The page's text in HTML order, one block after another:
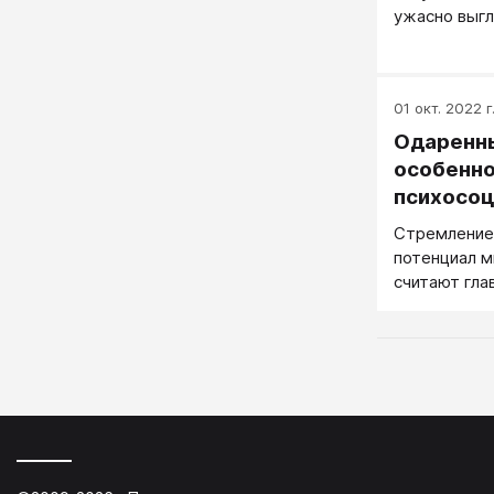
ужасно
01 окт. 2022 г.
Стремление
потенциал
считают